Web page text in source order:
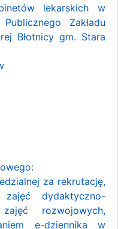
lekarskich w
Zakładu
Błotnicy gm. Stara
za rekrutację,
dydaktyczno-
rozwojowych,
e-dziennika w